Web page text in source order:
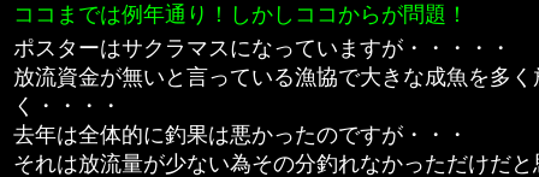
ココまでは例年通り！しかしココからが問題！
ポスターはサクラマスになっていますが・・・・・
放流資金が無いと言っている漁協で大きな成魚を多
く・・・・
去年は全体的に釣果は悪かったのですが・・・
それは放流量が少ない為その分釣れなかっただけだ